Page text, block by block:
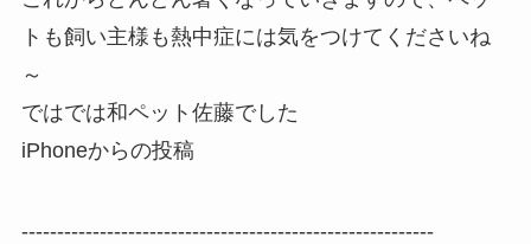
トも飼い主様も熱中症には気をつけてくださいね
～
ではでは和ペット佐藤でした
iPhoneからの投稿
----------------------------------------------------------